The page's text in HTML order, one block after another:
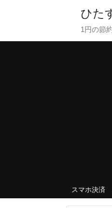
ひた
1円の節
スマホ決済